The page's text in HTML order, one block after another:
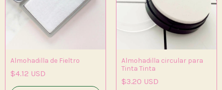
Almohadilla de Fieltro
$4.12 USD
Almohadilla circular para
Tinta Tinta
$3.20 USD